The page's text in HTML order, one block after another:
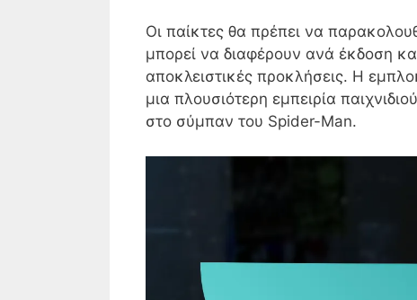
Οι παίκτες θα πρέπει να
μπορεί να διαφέρουν ανά έκδοση
αποκλειστικές προκλήσεις. Η
μια πλουσιότερη εμπειρία
στο σύμπαν του Spider-Man.